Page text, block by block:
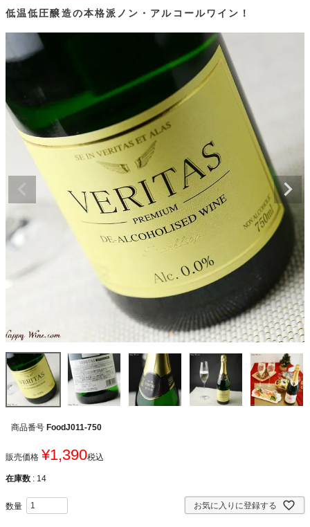
低温低圧醸造の本格派ノン・アルコールワイン！
商品番号 FoodJ011-750
販売価格 ¥1,390税込
在庫数 14
お気に入りに登録する